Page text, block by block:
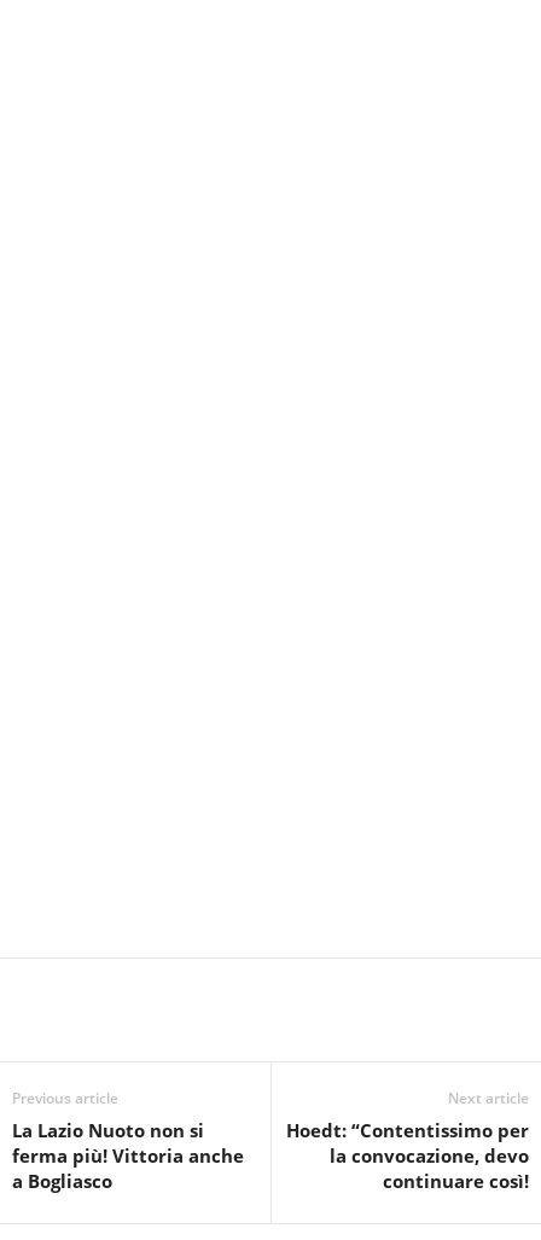
Previous article
La Lazio Nuoto non si
ferma più! Vittoria anche
a Bogliasco
Next article
Hoedt: “Contentissimo per
la convocazione, devo
continuare così!